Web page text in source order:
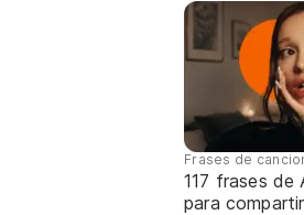
Frases de
117 frases de
para